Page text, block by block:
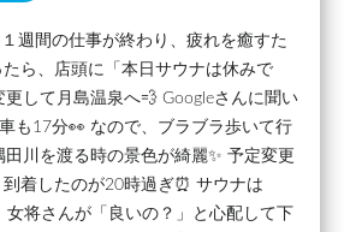
週間の仕事が終わり、疲れを癒すた
ら、店頭に「本日サウナは休みで
して月島温泉へ💨 Googleさんに聞い
も17分👀 なので、ブラブラ歩いて行
田川を渡る時の景色が綺麗✨ 予定変更
着したのが20時過ぎ⏰ サウナは
女将さんが「良いの？」と心配して下